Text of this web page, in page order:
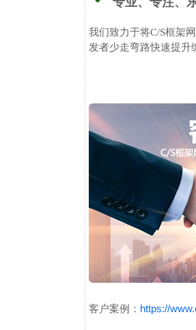
我们致力于将C/S框架
发者少走弯路快速提升
客户案例： https://